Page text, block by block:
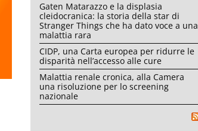
Gaten Matarazzo e la displasia
cleidocranica: la storia della star di
Stranger Things che ha dato voce a una
malattia rara
CIDP, una Carta europea per ridurre le
disparità nell’accesso alle cure
Malattia renale cronica, alla Camera
una risoluzione per lo screening
nazionale